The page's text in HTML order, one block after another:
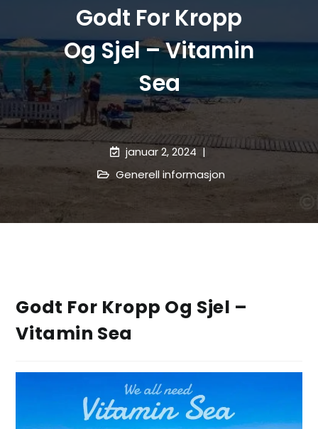
Godt For Kropp
Og Sjel – Vitamin
Sea
januar 2, 2024
Generell informasjon
Godt For Kropp Og Sjel –
Vitamin Sea